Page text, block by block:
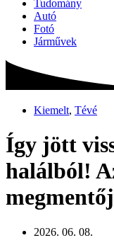
Tudomány
Autó
Fotó
Járművek
Kiemelt, Tévé
Így jött
halálból!
2026. 06. 08.